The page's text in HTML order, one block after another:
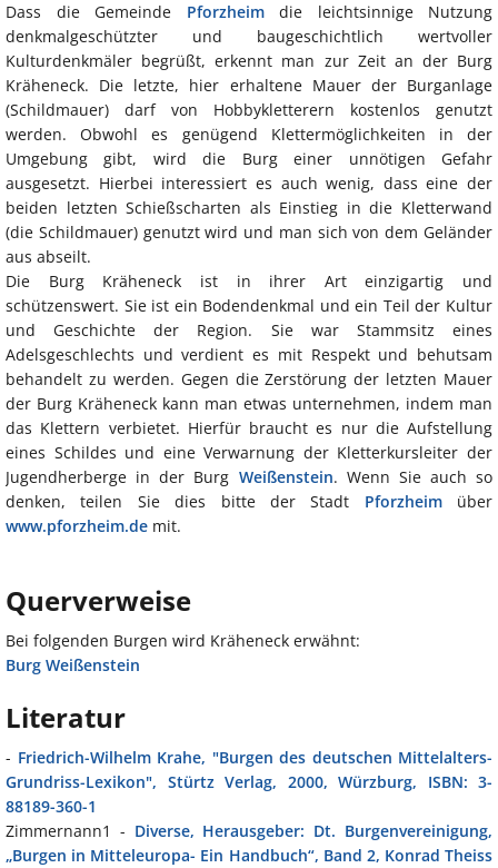
Dass die Gemeinde Pforzheimdie leichtsinnige Nutzung
denkmalgeschützter und baugeschichtlich wertvoller
Kulturdenkmäler begrüßt, erkennt man zur Zeit an der Burg
Kräheneck. Die letzte, hier erhaltene Mauer der Burganlage
(Schildmauer) darf von Hobbykletterern kostenlos genutzt
werden. Obwohl es genügend Klettermöglichkeiten in der
Umgebung gibt, wird die Burg einer unnötigen Gefahr
ausgesetzt. Hierbei interessiert es auch wenig, dass eine der
beiden letzten Schießscharten als Einstieg in die Kletterwand
(die Schildmauer) genutzt wird und man sich von dem Geländer
aus abseilt.
Die Burg Kräheneck ist in ihrer Art einzigartig und
schützenswert. Sie ist ein Bodendenkmal und ein Teil der Kultur
und Geschichte der Region. Sie war Stammsitz eines
Adelsgeschlechts und verdient es mit Respekt und behutsam
behandelt zu werden. Gegen die Zerstörung der letzten Mauer
der Burg Kräheneck kann man etwas unternehmen, indem man
das Klettern verbietet. Hierfür braucht es nur die Aufstellung
eines Schildes und eine Verwarnung der Kletterkursleiter der
Jugendherberge in der Burg Weißenstein. Wenn Sie auch so
denken, teilen Sie dies bitte der Stadt Pforzheimüber
www.pforzheim.de mit.
Querverweise
Bei folgenden Burgen wird Kräheneck erwähnt:
Burg Weißenstein
Literatur
- Friedrich-Wilhelm Krahe, "Burgen des deutschen Mittelalters-
Grundriss-Lexikon", Stürtz Verlag, 2000, Würzburg, ISBN: 3-
88189-360-1
Zimmernann1 - Diverse, Herausgeber: Dt. Burgenvereinigung,
„Burgen in Mitteleuropa- Ein Handbuch“, Band 2, Konrad Theiss